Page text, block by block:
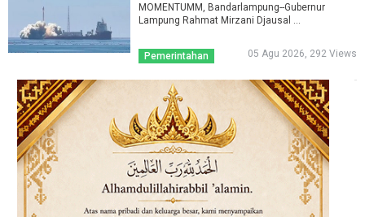
MOMENTUMM, Bandarlampung--Gubernur
Lampung Rahmat Mirzani Djausal ...
Pemerintahan 05 Agu 2026, 292 Views